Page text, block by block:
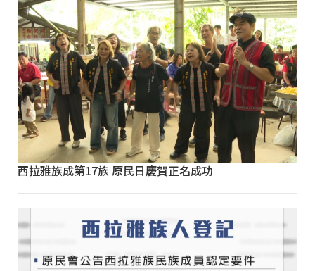
西拉雅族成第17族 原民日慶賀正名成功